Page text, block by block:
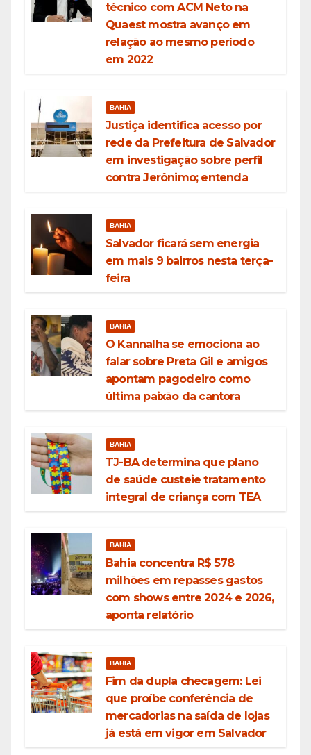
técnico com ACM Neto na
Quaest mostra avanço em
relação ao mesmo período
em 2022
BAHIA
Justiça identifica acesso por
rede da Prefeitura de Salvador
em investigação sobre perfil
contra Jerônimo; entenda
BAHIA
Salvador ficará sem energia
em mais 9 bairros nesta terça-
feira
BAHIA
O Kannalha se emociona ao
falar sobre Preta Gil e amigos
apontam pagodeiro como
última paixão da cantora
BAHIA
TJ-BA determina que plano
de saúde custeie tratamento
integral de criança com TEA
BAHIA
Bahia concentra R$ 578
milhões em repasses gastos
com shows entre 2024 e 2026,
aponta relatório
BAHIA
Fim da dupla checagem: Lei
que proíbe conferência de
mercadorias na saída de lojas
já está em vigor em Salvador